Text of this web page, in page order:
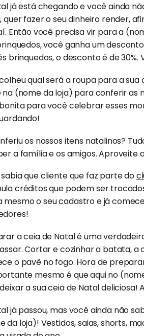
já está chegando e você ainda
quer fazer o seu dinheiro render,
Então você precisa vir para a
você ganha um
brinquedos, o desconto é de
qual será a roupa para a
(nome da loja) para conferir as
para você celebrar esses
os nossos itens natalinos?
a família e os amigos. Aproveite
que cliente que faz parte do
créditos que podem ser
mesmo o seu cadastro e já
a ceia de Natal é uma
Cortar e cozinhar a batata,
o pavê no fogo. Hora de
mesmo é que aqui no
a sua ceia de Natal deliciosa!
já passou, mas você ainda não
da loja)! Vestidos, saias, shorts,